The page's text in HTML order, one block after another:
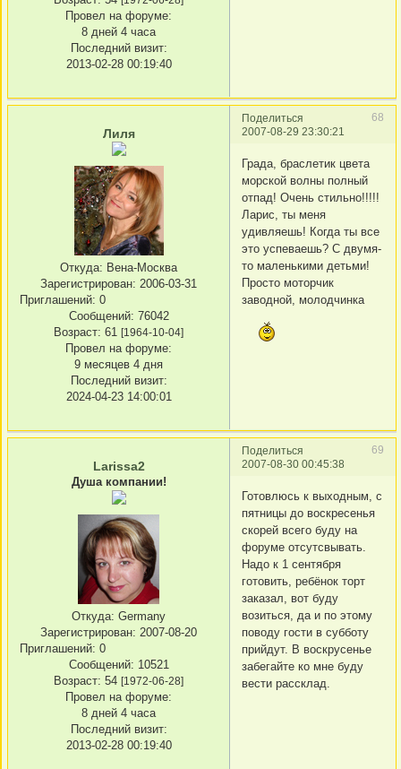
Провел на форуме:
8 дней 4 часа
Последний визит:
2013-02-28 00:19:40
Поделиться
68
2007-08-29 23:30:21
Лиля
Откуда: Вена-Москва
Зарегистрирован: 2006-03-31
Приглашений: 0
Сообщений: 76042
Возраст: 61 [1964-10-04]
Провел на форуме:
9 месяцев 4 дня
Последний визит:
2024-04-23 14:00:01
Града, браслетик цвета
морской волны полный
отпад! Очень стильно!!!!!
Ларис, ты меня
удивляешь! Когда ты все
это успеваешь? С двумя-
то маленькими детьми!
Просто моторчик
заводной, молодчинка
Поделиться
69
2007-08-30 00:45:38
Larissa2
Душа компании!
Откуда: Germany
Зарегистрирован: 2007-08-20
Приглашений: 0
Сообщений: 10521
Возраст: 54 [1972-06-28]
Провел на форуме:
8 дней 4 часа
Последний визит:
2013-02-28 00:19:40
Готовлюсь к выходным, с
пятницы до воскресенья
скорей всего буду на
форуме отсутсвывать.
Надо к 1 сентября
готовить, ребёнок торт
заказал, вот буду
возиться, да и по этому
поводу гости в субботу
прийдут. В воскрусенье
забегайте ко мне буду
вести рассклад.